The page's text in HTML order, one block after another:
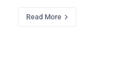
Read More